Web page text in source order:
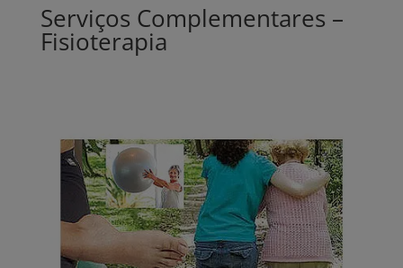
Serviços Complementares –
Fisioterapia